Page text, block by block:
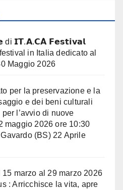
di 𝗜𝗧.𝗔.𝗖𝗔̀ 𝗙𝗲𝘀𝘁𝗶𝘃𝗮𝗹
in Italia dedicato al
Maggio 2026
per la preservazione e la
e dei beni culturali
l’avvio di nuove
maggio 2026 ore 10:30
(BS) 22 Aprile
marzo al 29 marzo 2026
: Arricchisce la vita, apre